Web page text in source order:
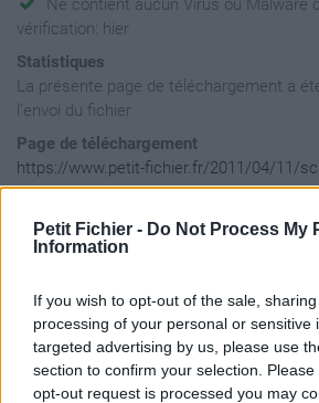
Petit Fichier - Do Not Process My
Information
If you wish to opt-out of the sale,
processing of your personal or sensitive
targeted advertising by us, please use
section to confirm your selection.
opt-out request is processed you may
Ne contient aucun Virus ou Malware
vérification: hier
Statistiques
La présente page de téléchargement a
l'envoi du fichier
Page de téléchargement
https://www.petit-fichier.fr/2011/04/11/
Aperçu du fichier
#space::
Send, t
Send, /home {Enter}
return